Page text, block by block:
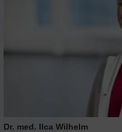
Dr. med. Ilca Wilhelm